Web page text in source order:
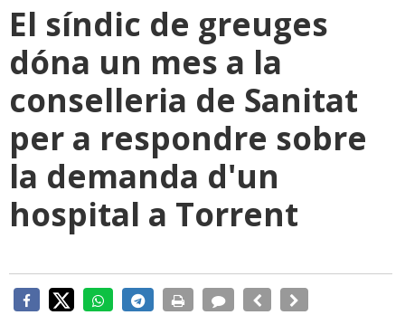
El síndic de greuges
dóna un mes a la
conselleria de Sanitat
per a respondre sobre
la demanda d'un
hospital a Torrent